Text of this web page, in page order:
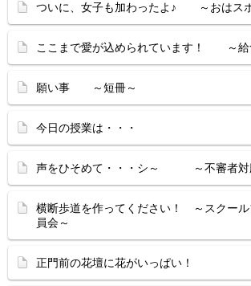
ついに、女子も加わったよ♪ ～おはス
ここまで愛が込められています！ ～給
願い事 ～短冊～
今日の授業は・・・
声をひそめて・・・シ～ ～不審者対
横断歩道を作ってください！ ～スクール
員会～
正門前の花壇に花がいっぱい！